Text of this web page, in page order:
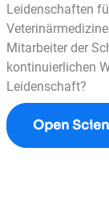
Leidenschaften
Mitarbeiter der
kontinuierlichen
Leidenschaft?
Open